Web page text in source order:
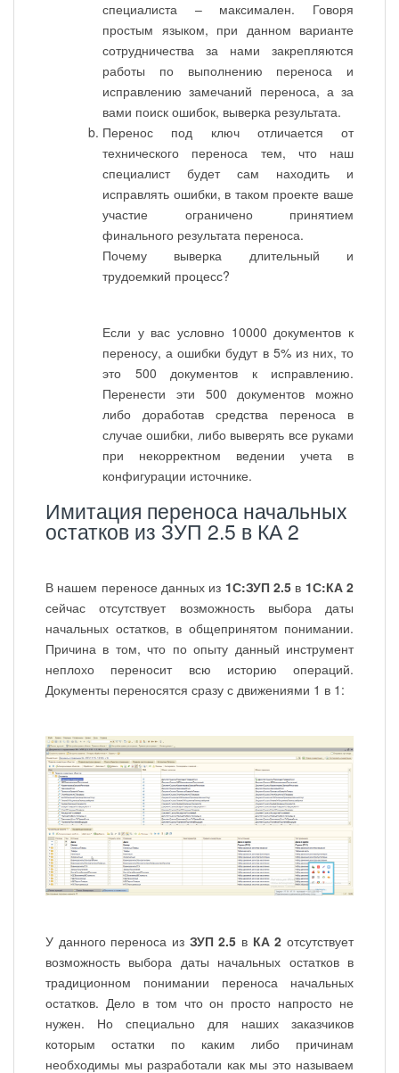
специалиста – максимален. Говоря
простым языком, при данном варианте
сотрудничества за нами закрепляются
работы по выполнению переноса и
исправлению замечаний переноса, а за
вами поиск ошибок, выверка результата.
Перенос под ключ отличается от
технического переноса тем, что наш
специалист будет сам находить и
исправлять ошибки, в таком проекте ваше
участие ограничено принятием
финального результата переноса.
Почему выверка длительный и
трудоемкий процесс?
Если у вас условно 10000 документов к
переносу, а ошибки будут в 5% из них, то
это 500 документов к исправлению.
Перенести эти 500 документов можно
либо доработав средства переноса в
случае ошибки, либо выверять все руками
при некорректном ведении учета в
конфигурации источнике.
Имитация переноса начальных
остатков из ЗУП 2.5 в КА 2
В нашем переносе данных из 1С:ЗУП 2.5 в 1С:КА 2
сейчас отсутствует возможность выбора даты
начальных остатков, в общепринятом понимании.
Причина в том, что по опыту данный инструмент
неплохо переносит всю историю операций.
Документы переносятся сразу с движениями 1 в 1:
У данного переноса из ЗУП 2.5 в КА 2 отсутствует
возможность выбора даты начальных остатков в
традиционном понимании переноса начальных
остатков. Дело в том что он просто напросто не
нужен. Но специально для наших заказчиков
которым остатки по каким либо причинам
необходимы мы разработали как мы это называем